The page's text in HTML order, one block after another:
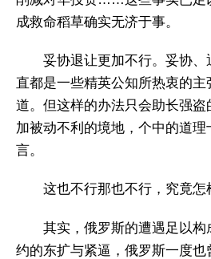
成救命稻草确实无济于事。
妥协退让更加不行。妥协
直都是一些精英公知所热衷的
道。但这样的办法只会助长强
加被动不利的境地，个中的道
言。
这也不行那也不行，究竟怎
其实，俄罗斯的遭遇足以
约的东扩与紧逼，俄罗斯一度